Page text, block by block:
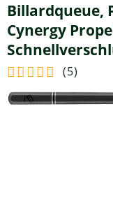
Billardqueue,
Cynergy
(5)